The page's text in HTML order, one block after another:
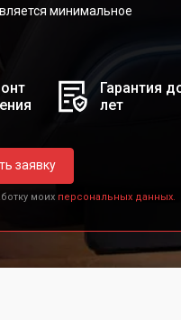
минимальное
Гарантия
лет
заявку
моих персональных данных.